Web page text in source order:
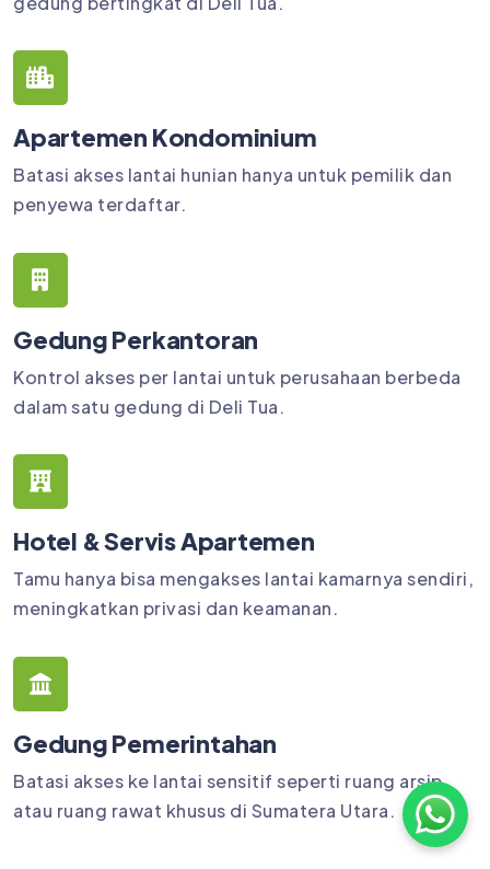
Apartemen Kondominium
Batasi akses lantai hunian hanya untuk pemilik dan
penyewa terdaftar.
Gedung Perkantoran
Kontrol akses per lantai untuk perusahaan berbeda
dalam satu gedung di Deli Tua.
Hotel & Servis Apartemen
Tamu hanya bisa mengakses lantai kamarnya sendiri,
meningkatkan privasi dan keamanan.
Gedung Pemerintahan
Batasi akses ke lantai sensitif seperti ruang arsip
atau ruang rawat khusus di Sumatera Utara.